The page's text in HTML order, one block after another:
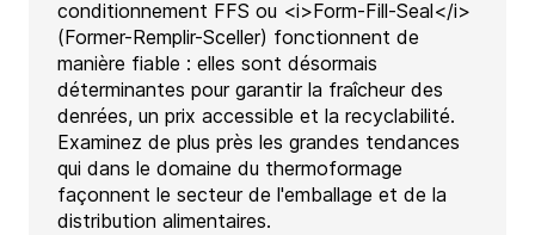
conditionnement FFS ou <i>Form-Fill-Seal</i>
(Former-Remplir-Sceller) fonctionnent de
manière fiable : elles sont désormais
déterminantes pour garantir la fraîcheur des
denrées, un prix accessible et la recyclabilité.
Examinez de plus près les grandes tendances
qui dans le domaine du thermoformage
façonnent le secteur de l'emballage et de la
distribution alimentaires.